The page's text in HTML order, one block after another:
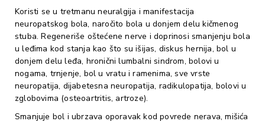
Koristi se u tretmanu neuralgija i manifestacija
neuropatskog bola, naročito bola u donjem delu kičmenog
stuba. Regeneriše oštećene nerve i doprinosi smanjenju bola
u leđima kod stanja kao što su išijas, diskus hernija, bol u
donjem delu leđa, hronični lumbalni sindrom, bolovi u
nogama, trnjenje, bol u vratu i ramenima, sve vrste
neuropatija, dijabetesna neuropatija, radikulopatija, bolovi u
zglobovima (osteoartritis, artroze).
Smanjuje bol i ubrzava oporavak kod povrede nerava, mišića